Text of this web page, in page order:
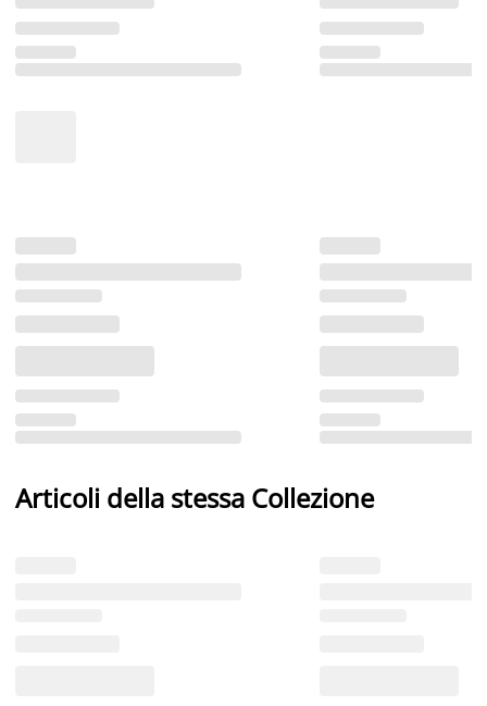
Articoli della stessa Collezione